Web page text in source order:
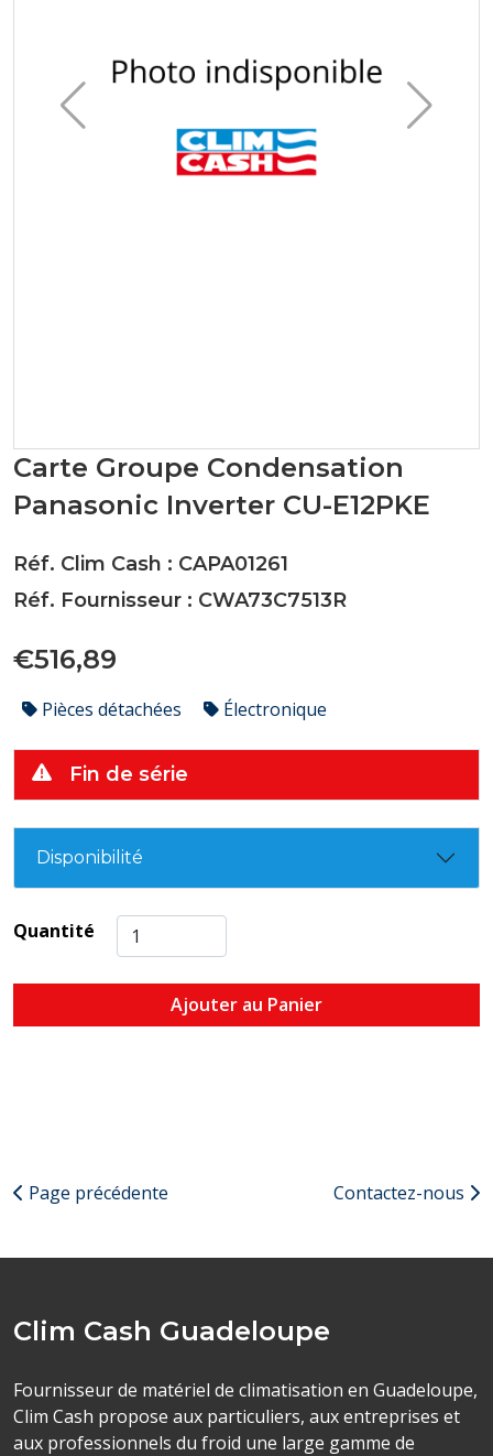
Carte Groupe Condensation
Panasonic Inverter CU-E12PKE
Réf. Clim Cash : CAPA01261
Réf. Fournisseur : CWA73C7513R
€516,89
Pièces détachées Électronique
Fin de série
Disponibilité
Quantité
Ajouter au Panier
Page précédente Contactez-nous
Clim Cash Guadeloupe
Fournisseur de matériel de climatisation en Guadeloupe,
Clim Cash propose aux particuliers, aux entreprises et
aux professionnels du froid une large gamme de